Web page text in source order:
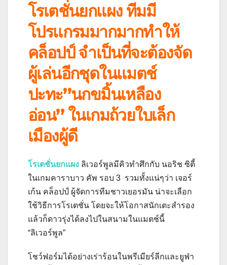
โรเตชั่นยกแผง ทีมมี
โปรแกรมมากมากทำให้
คล็อปป์ จำเป็นที่จะต้องจัด
ผู้เล่นอีกชุดในแมตช์
ปะทะ”นกขมิ้นเหลือง
อ่อน” ในเกมถ้วยใบเล็ก
เมืองผู้ดี
โรเตชั่นยกแผง ลิเวอร์พูลมีคิวทำศึกกับ นอริช ซิตี้
ในเกมคาราบาว คัพ รอบ 3 รวมทั้งแน่ๆว่า เจอร์
เก้น คล็อปป์ ผู้จัดการทีมชาวเยอรมัน น่าจะเลือก
ใช้วิธีการโรเตชั่น โดยจะให้โอกาสนักเตะสำรอง
แล้วก็ดาวรุ่งได้ลงไปในสนามในแมตช์นี้
“ลิเวอร์พูล”
โชว์ฟอร์มได้อย่างเร่าร้อนในพรีเมียร์ลีกและยูฟ่า